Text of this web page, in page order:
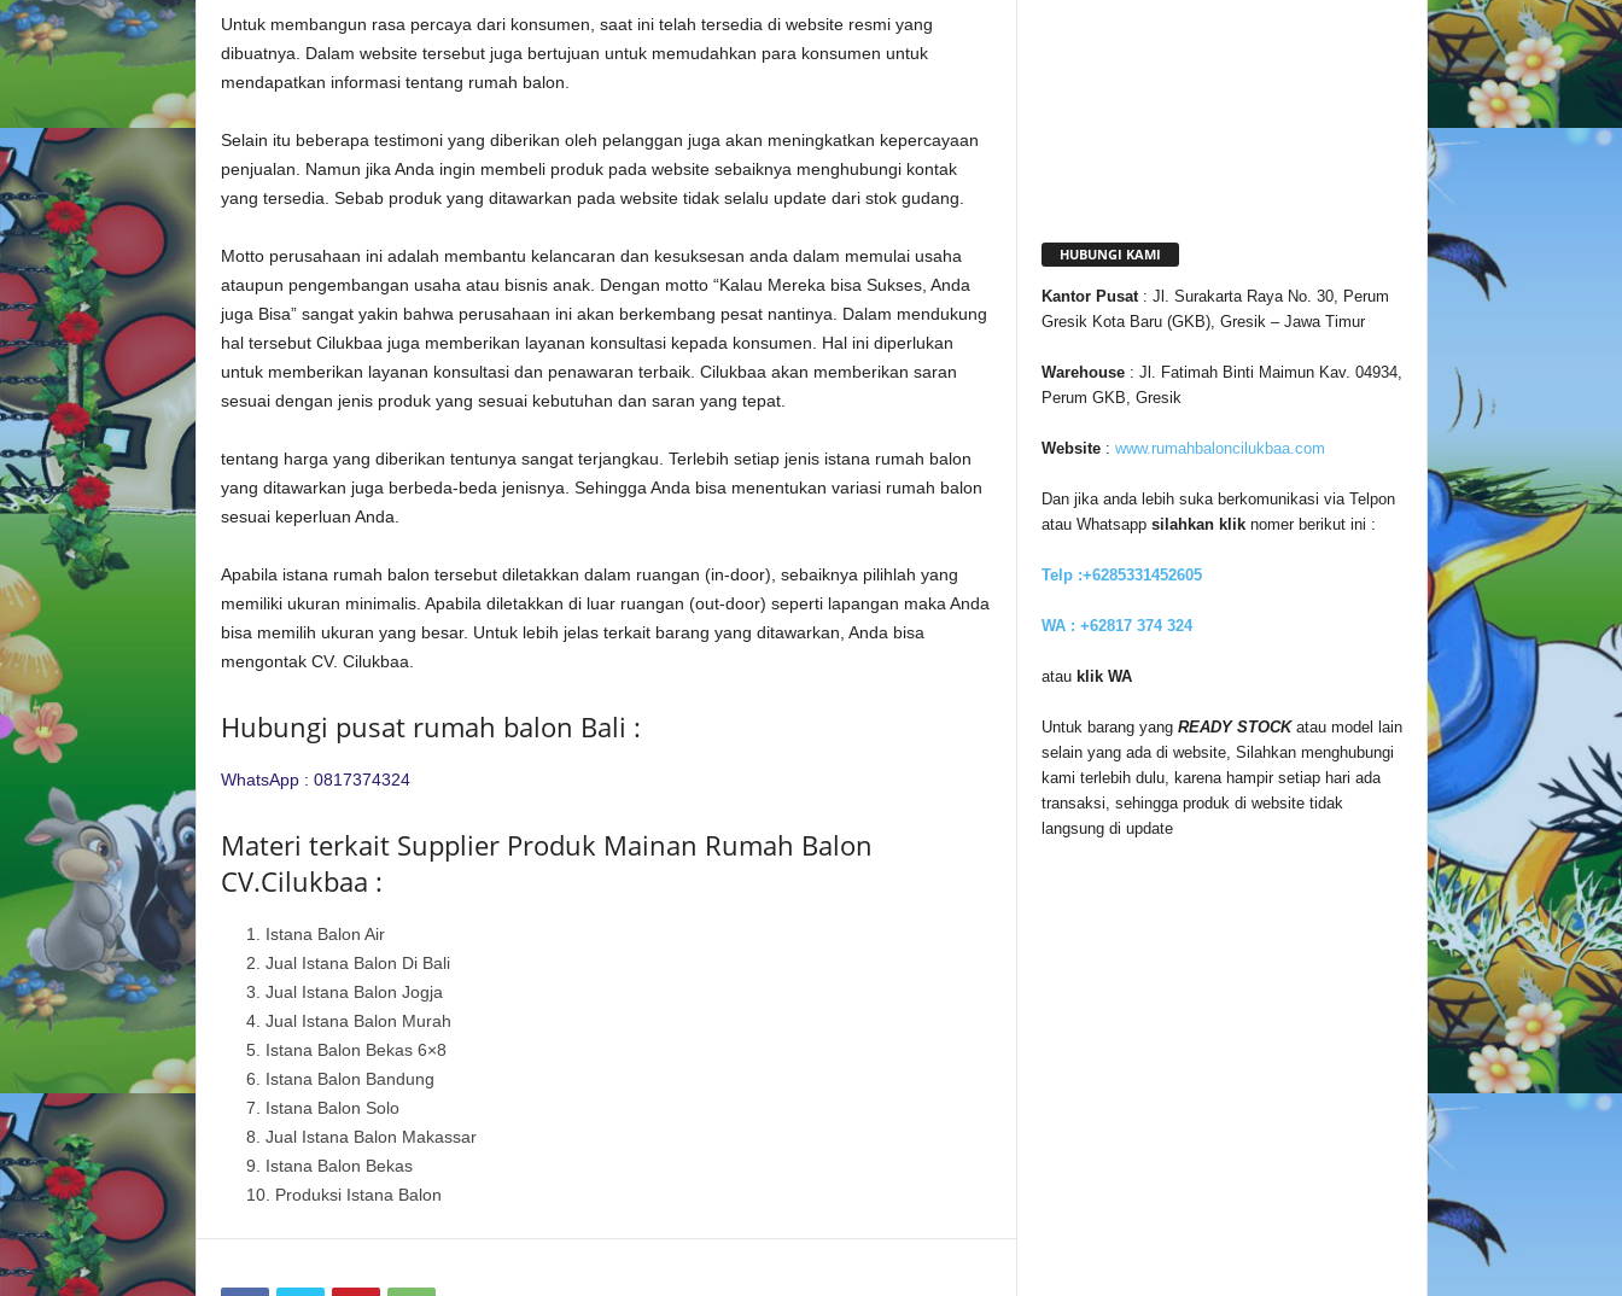
Untuk membangun rasa percaya dari konsumen, saat ini telah tersedia di website resmi yang
dibuatnya. Dalam website tersebut juga bertujuan untuk memudahkan para konsumen untuk
mendapatkan informasi tentang rumah balon.
Selain itu beberapa testimoni yang diberikan oleh pelanggan juga akan meningkatkan kepercayaan
penjualan. Namun jika Anda ingin membeli produk pada website sebaiknya menghubungi kontak
yang tersedia. Sebab produk yang ditawarkan pada website tidak selalu update dari stok gudang.
Motto perusahaan ini adalah membantu kelancaran dan kesuksesan anda dalam memulai usaha
ataupun pengembangan usaha atau bisnis anak. Dengan motto “Kalau Mereka bisa Sukses, Anda
juga Bisa” sangat yakin bahwa perusahaan ini akan berkembang pesat nantinya. Dalam mendukung
hal tersebut Cilukbaa juga memberikan layanan konsultasi kepada konsumen. Hal ini diperlukan
untuk memberikan layanan konsultasi dan penawaran terbaik. Cilukbaa akan memberikan saran
sesuai dengan jenis produk yang sesuai kebutuhan dan saran yang tepat.
tentang harga yang diberikan tentunya sangat terjangkau. Terlebih setiap jenis istana rumah balon
yang ditawarkan juga berbeda-beda jenisnya. Sehingga Anda bisa menentukan variasi rumah balon
sesuai keperluan Anda.
Apabila istana rumah balon tersebut diletakkan dalam ruangan (in-door), sebaiknya pilihlah yang
memiliki ukuran minimalis. Apabila diletakkan di luar ruangan (out-door) seperti lapangan maka Anda
bisa memilih ukuran yang besar. Untuk lebih jelas terkait barang yang ditawarkan, Anda bisa
mengontak CV. Cilukbaa.
Hubungi pusat rumah balon Bali :
WhatsApp : 0817374324
Materi terkait Supplier Produk Mainan Rumah Balon
CV.Cilukbaa :
Istana Balon Air
Jual Istana Balon Di Bali
Jual Istana Balon Jogja
Jual Istana Balon Murah
Istana Balon Bekas 6×8
Istana Balon Bandung
Istana Balon Solo
Jual Istana Balon Makassar
Istana Balon Bekas
Produksi Istana Balon
HUBUNGI KAMI
Kantor Pusat: Jl. Surakarta Raya No. 30, Perum
Gresik Kota Baru (GKB), Gresik – Jawa Timur
Warehouse: Jl. Fatimah Binti Maimun Kav. 04934,
Perum GKB, Gresik
Website: www.rumahbaloncilukbaa.com
Dan jika anda lebih suka berkomunikasi via Telpon
atau Whatsapp silahkan kliknomer berikut ini :
Telp :+6285331452605
WA : +62817 374 324
atau klik WA
Untuk barang yang READY STOCKatau model lain
selain yang ada di website, Silahkan menghubungi
kami terlebih dulu, karena hampir setiap hari ada
transaksi, sehingga produk di website tidak
langsung di update